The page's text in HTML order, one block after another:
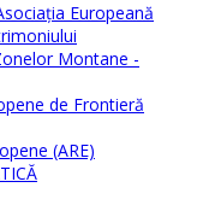
Europeană
Montane -
de Frontieră
(ARE)